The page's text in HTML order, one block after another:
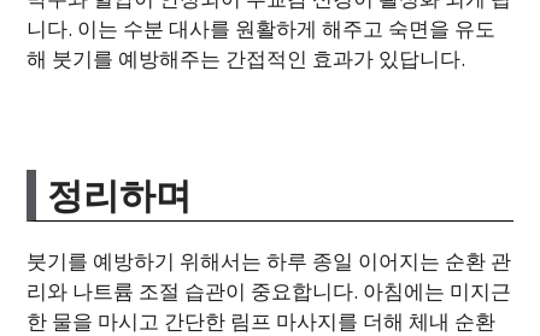
니다. 이는 수분 대사를 원활하게 해주고 숙면을 유도
해 붓기를 예방해주는 간접적인 효과가 있답니다.
정리하며
붓기를 예방하기 위해서는 하루 종일 이어지는 순환 관
리와 나트륨 조절 습관이 중요합니다. 아침에는 미지근
한 물을 마시고 간단한 림프 마사지를 더해 체내 순환